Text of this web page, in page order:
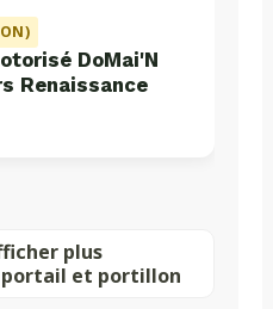
DoMai'N
Renaissance
plus
et portillon